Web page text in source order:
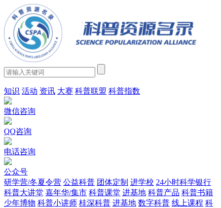
知识 活动 资讯 大赛 科普联盟 科普指数
微信咨询
QQ咨询
电话咨询
公众号
研学营/冬夏令营 公益科普 团体定制 进学校 24小时科学银行
科普大讲堂 嘉年华/集市 科普课堂 进基地 科普产品 科普书籍
少年博物 科普小讲师 桂深科普 进基地 数字科普 线上课程 科